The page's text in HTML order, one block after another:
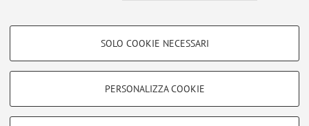
COOKIE DI PROFILAZIONE - FACOLTATIVI
SOLO COOKIE NECESSARI
PERSONALIZZA COOKIE
Area riservata
Accedi tramiteloginper gestire tutti i contenuti del sito.